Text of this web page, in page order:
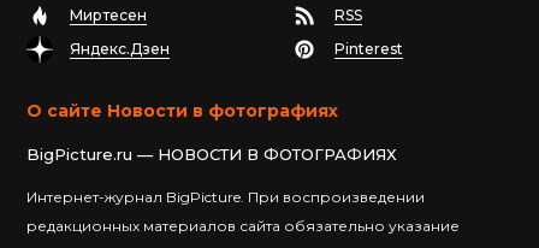
Миртесен
RSS
Яндекс.Дзен
Pinterest
О сайте Новости в фотографиях
BigPicture.ru — НОВОСТИ В ФОТОГРАФИЯХ
Интернет-журнал BigPicture. При воспроизведении
редакционных материалов сайта обязательно указание